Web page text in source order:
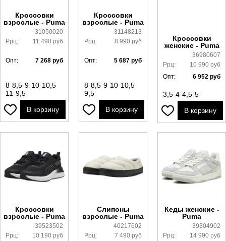
Кроссовки
взрослые - Puma
31050020
Ррц:
11 490 руб
Опт: 7 268 руб
8 8,5 9 10 10,5
11 9,5
В корзину
Кроссовки
взрослые - Puma
31148213
Ррц:
8 990 руб
Опт: 5 687 руб
8 8,5 9 10 10,5
9,5
В корзину
Кроссовки
женские - Puma
36980607
Ррц:
10 990 руб
Опт:
6 952 руб
3,5 4 4,5 5
В корзину
Кроссовки
взрослые - Puma
39523502
Ррц:
10 190 руб
Слипоны
взрослые - Puma
40217602
Ррц:
7 490 руб
Кеды женские -
Puma
39304902
Ррц:
14 990 руб